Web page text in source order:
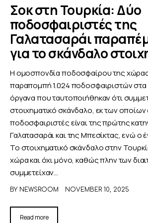
Σοκ στη Τουρκία: Δύο
ποδοσφαιριστές της
Γαλατασαράι
για το σκάνδαλο
Η ομοσπονδία ποδοσφαίρου της
παραπομπή 1.024 ποδοσφαιριστών στα
όργανα που ταυτοποιήθηκαν ότι
στοιχηματικό σκάνδαλο, εκ των οποίων
ποδοσφαιριστές είναι της πρώτης
Γαλατασαράι και της Μπεσίκτας, ενώ ο
Το στοιχηματικό σκάνδαλο στην
χώρα και όχι μόνο, καθώς πλην των
συμμετείχαν…
BY NEWSROOM NOVEMBER 10, 2025
Read more